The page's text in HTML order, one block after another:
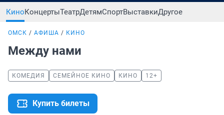
КиноКонцертыТеатрДетямСпортВыставкиДругое
ОМСК АФИША КИНО
Между нами
КОМЕДИЯ СЕМЕЙНОЕ КИНО КИНО 12+
Купить билеты